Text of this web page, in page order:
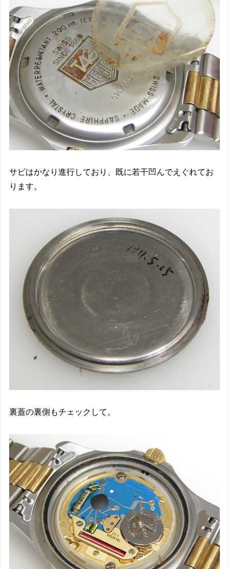
サビはかなり進行しており、既に若干凹んでえぐれてお
ります。
裏蓋の裏側もチェックして。